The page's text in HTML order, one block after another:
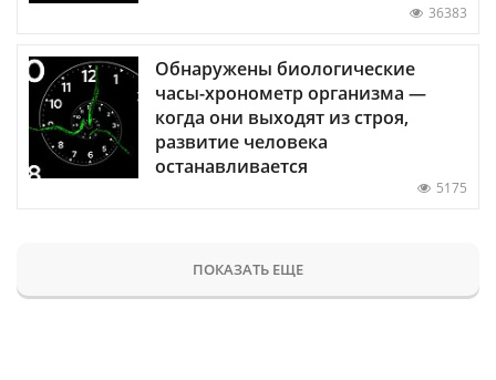
36383
Обнаружены биологические
часы-хронометр организма —
когда они выходят из строя,
развитие человека
останавливается
5175
ПОКАЗАТЬ ЕЩЕ